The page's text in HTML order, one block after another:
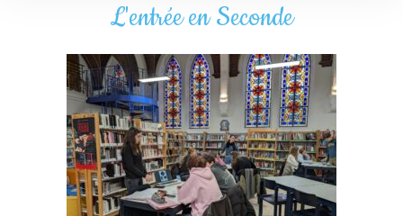
L'entrée en Seconde